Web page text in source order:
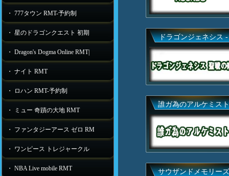
・ 777タウン RMT-予約制
・ 星のドラゴンクエスト 初期
・ Dragon's Dogma Online RMT|
・ ナイト RMT
・ ロハン RMT-予約制
・ ミュー 奇蹟の大地 RMT
・ ファンタジーアース ゼロ RM
・ ワンピース トレジャークル
・ NBA Live mobile RMT
ドラゴンジェネシス -
誰ガ為のアルケミスト
サウザンドメモリーズ